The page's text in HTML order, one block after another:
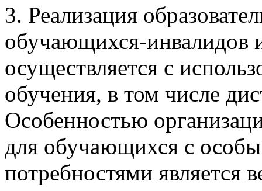
3. Реализация
обучающихся-
осуществляется с
обучения, в том числе
Особенностью
для обучающихся с
потребностями является